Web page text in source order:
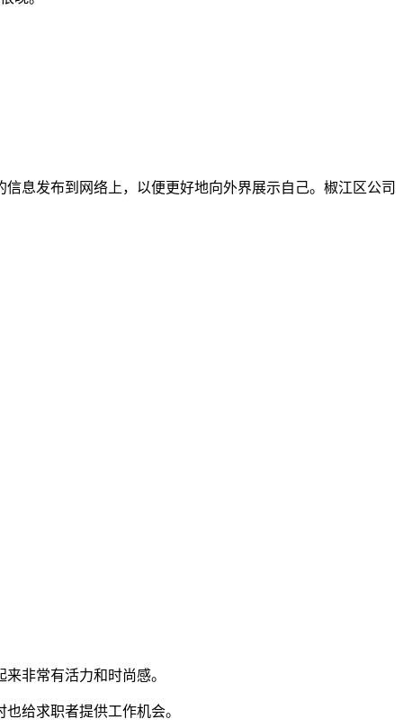
息发布到网络上，以便更好地向外界展示自己。椒江区公司
非常有活力和时尚感。
给求职者提供工作机会。